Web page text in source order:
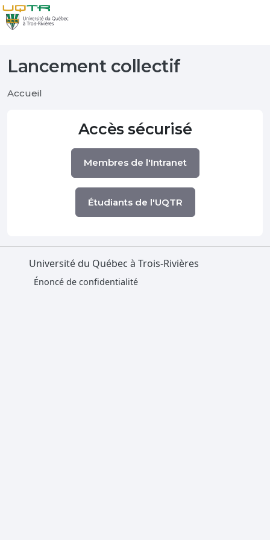
Lancement collectif
Accueil
Accès sécurisé
Membres de l'Intranet
Étudiants de l'UQTR
Université du Québec à Trois-Rivières
Énoncé de confidentialité